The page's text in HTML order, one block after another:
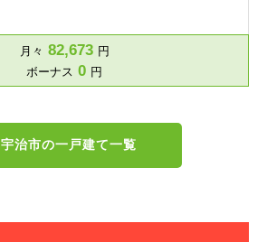
月々 82,673 円
ボーナス 0 円
宇治市の一戸建て一覧